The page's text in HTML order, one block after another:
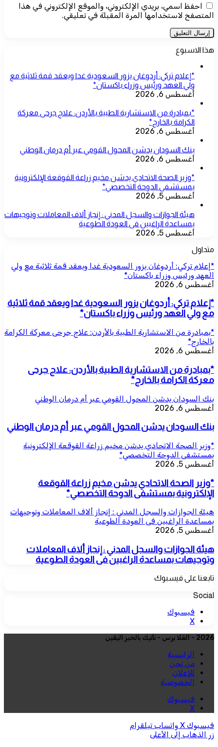
احفظ اسمي، بريدي الإلكتروني، والموقع الإلكتروني في هذا
المتصفح لاستخدامها المرة المقبلة في تعليقي.
هذا الاسبوع
*إعلام تركي: أردوغان يزور السعودية غدا ويعقد قمة ثلاثية مع
ولي العهد ورئيس وزراء باكستان*
أغسطس 6, 2026
*بمبادرة من الاستشارية الطبية بالأردن: علاج جرحى معركة
الكرامة بالخارج*
أغسطس 6, 2026
بنك السودان يدشن المحول القومي عبر أم درمان الوطني
أغسطس 6, 2026
*وزير الصحة الاتحادي يدشن مخيم زراعة القوقعة الإلكترونية
بمستشفى الدوحة التخصصي*
أغسطس 5, 2026
هيئة الجوازات والسجل المدني : إنجاز ألاف المعاملات وتوجيهات
بمساعدة الراغبين فى العودة الطوعية
أغسطس 5, 2026
متداول
*إعلام تركي: أردوغان يزور السعودية غدا ويعقد قمة ثلاثية مع ولي
العهد ورئيس وزراء باكستان*
أغسطس 6, 2026
*إعلام تركي: أردوغان يزور السعودية غدا ويعقد قمة ثلاثية
مع ولي العهد ورئيس وزراء باكستان*
*بمبادرة من الاستشارية الطبية بالأردن: علاج جرحى معركة الكرامة
بالخارج*
أغسطس 6, 2026
*بمبادرة من الاستشارية الطبية بالأردن: علاج جرحى
معركة الكرامة بالخارج*
بنك السودان يدشن المحول القومي عبر أم درمان الوطني
أغسطس 6, 2026
بنك السودان يدشن المحول القومي عبر أم درمان الوطني
*وزير الصحة الاتحادي يدشن مخيم زراعة القوقعة الإلكترونية
بمستشفى الدوحة التخصصي*
أغسطس 5, 2026
*وزير الصحة الاتحادي يدشن مخيم زراعة القوقعة
الإلكترونية بمستشفى الدوحة التخصصي*
هيئة الجوازات والسجل المدني : إنجاز ألاف المعاملات وتوجيهات
بمساعدة الراغبين فى العودة الطوعية
أغسطس 5, 2026
هيئة الجوازات والسجل المدني : إنجاز ألاف المعاملات
وتوجيهات بمساعدة الراغبين فى العودة الطوعية
تابعنا على فيسبوك
Social
فيسبوك
‫X
2026 - العُلا برس - نأتيك بالخبر اليقين
الرئيسية
من نحن
للإعلان
الخصوصية
فيسبوك
‫X
فيسبوك ‫X واتساب تيلقرام
زر الذهاب إلى الأعلى